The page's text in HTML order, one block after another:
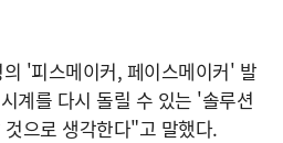
'피스메이커, 페이스메이커' 발
계를 다시 돌릴 수 있는 '솔루션
으로 생각한다"고 말했다.